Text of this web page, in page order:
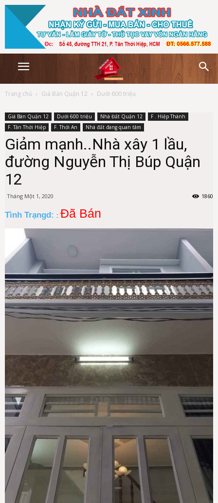
Trang chủ Giá Bán Quận 12 Dưới 600 triệu
Giá Bán Quận 12 Dưới 600 triệu Nhà Đất Quận 12
F . Hiệp Thành
F. Tân Thới Hiệp
F. Thới An Nhà đất đang quan tâm
Giảm mạnh..Nhà xây 1 lầu,
đường Nguyễn Thị Búp Quận
12
Tháng Một 1, 2020 1860
Tình Trạngd: : Đã Bán